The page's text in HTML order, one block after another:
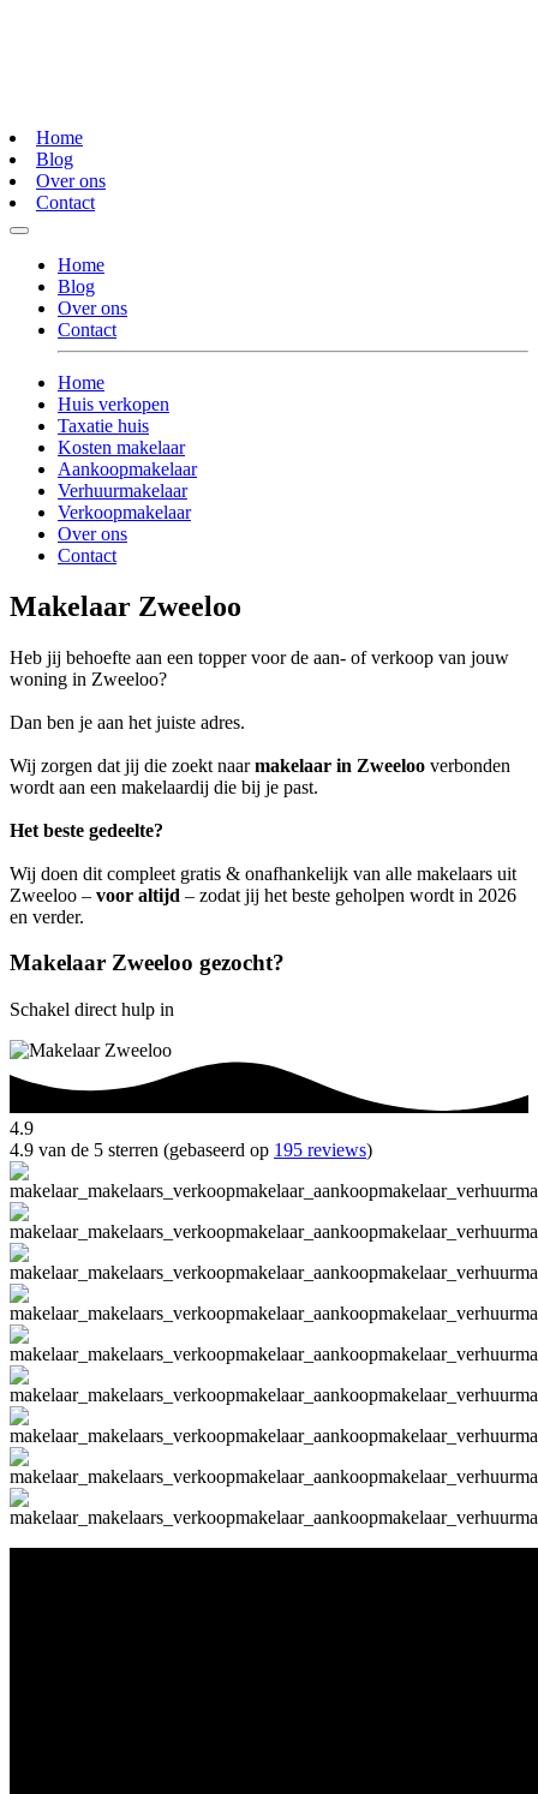
Home
Blog
Over ons
Contact
Home
Blog
Over ons
Contact
Home
Huis verkopen
Taxatie huis
Kosten makelaar
Aankoopmakelaar
Verhuurmakelaar
Verkoopmakelaar
Over ons
Contact
Makelaar Zweeloo
Heb jij behoefte aan een topper voor de aan- of verkoop van jouw
woning in Zweeloo?
Dan ben je aan het juiste adres.
Wij zorgen dat jij die zoekt naarmakelaar in Zweeloo verbonden
wordt aan een makelaardij die bij je past.
Het beste gedeelte?
Wij doen dit compleet gratis & onafhankelijk van alle makelaars uit
Zweeloo – voor altijd – zodat jij het beste geholpen wordt in 2026
en verder.
Makelaar Zweeloo gezocht?
Schakel direct hulp in
4.9
4.9 van de 5 sterren (gebaseerd op 195 reviews)